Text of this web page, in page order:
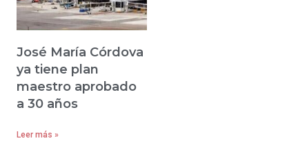
José María Córdova
ya tiene plan
maestro aprobado
a 30 años
Leer más »